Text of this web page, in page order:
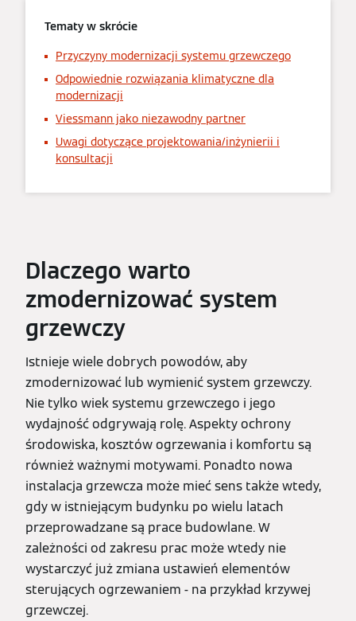
Tematy w skrócie
Przyczyny modernizacji systemu grzewczego
Odpowiednie rozwiązania klimatyczne dla
modernizacji
Viessmann jako niezawodny partner
Uwagi dotyczące projektowania/inżynierii i
konsultacji
Dlaczego warto
zmodernizować system
grzewczy
Istnieje wiele dobrych powodów, aby
zmodernizować lub wymienić system grzewczy.
Nie tylko wiek systemu grzewczego i jego
wydajność odgrywają rolę. Aspekty ochrony
środowiska, kosztów ogrzewania i komfortu są
również ważnymi motywami. Ponadto nowa
instalacja grzewcza może mieć sens także wtedy,
gdy w istniejącym budynku po wielu latach
przeprowadzane są prace budowlane. W
zależności od zakresu prac może wtedy nie
wystarczyć już zmiana ustawień elementów
sterujących ogrzewaniem - na przykład krzywej
grzewczej.